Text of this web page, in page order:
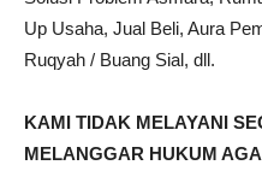
Up Usaha, Jual Beli, Aura
Ruqyah / Buang Sial, dll.
KAMI TIDAK MELAYANI
MELANGGAR HUKUM